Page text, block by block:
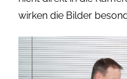
wirken die Bilder